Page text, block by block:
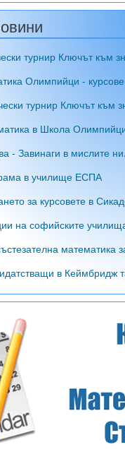
турнир Ключът към
Олимпийци -
турнир Ключът към
в Школа
- Завинаги в мислите ни.
в училище ЕСПА
за курсовете в
на софийските
в Кеймбридж